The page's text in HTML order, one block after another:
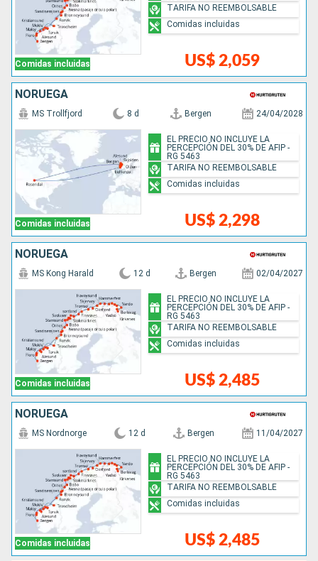
Comidas incluidas US$ 2,059
TARIFA NO REEMBOLSABLE
Comidas incluidas
NORUEGA
Comidas incluidas
MS Trollfjord 8 d Bergen 24/04/2028
US$ 2,298
EL PRECIO NO INCLUYE LA
PERCEPCIÓN DEL 30% DE AFIP -
RG 5463
TARIFA NO REEMBOLSABLE
Comidas incluidas
NORUEGA
Comidas incluidas
MS Kong Harald 12 d Bergen 02/04/2027
US$ 2,485
EL PRECIO NO INCLUYE LA
PERCEPCIÓN DEL 30% DE AFIP -
RG 5463
TARIFA NO REEMBOLSABLE
Comidas incluidas
NORUEGA
Comidas incluidas
MS Nordnorge 12 d Bergen 11/04/2027
US$ 2,485
EL PRECIO NO INCLUYE LA
PERCEPCIÓN DEL 30% DE AFIP -
RG 5463
TARIFA NO REEMBOLSABLE
Comidas incluidas